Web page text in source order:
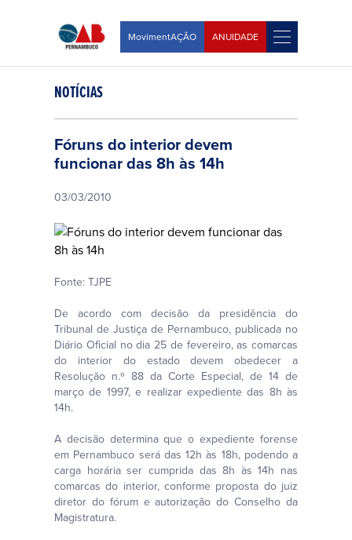
MovimentAÇÃO ANUIDADE
NOTÍCIAS
Fóruns do interior devem
funcionar das 8h às 14h
03/03/2010
Fonte: TJPE
De acordo com decisão da presidência do
Tribunal de Justiça de Pernambuco, publicada no
Diário Oficial no dia 25 de fevereiro, as comarcas
do interior do estado devem obedecer a
Resolução n.º 88 da Corte Especial, de 14 de
março de 1997, e realizar expediente das 8h às
14h.
A decisão determina que o expediente forense
em Pernambuco será das 12h às 18h, podendo a
carga horária ser cumprida das 8h às 14h nas
comarcas do interior, conforme proposta do juiz
diretor do fórum e autorização do Conselho da
Magistratura.